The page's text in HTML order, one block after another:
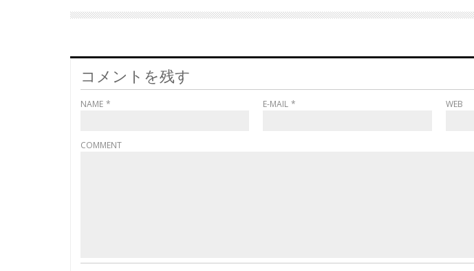
コメントを残す
NAME * E-MAIL * WEB
COMMENT